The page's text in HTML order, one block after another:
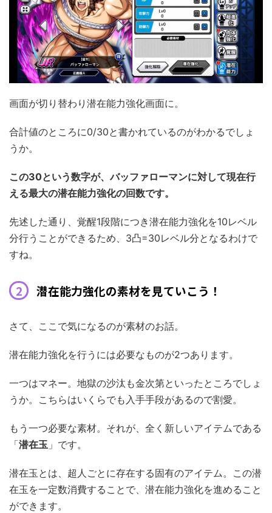
画面が切り替わり潜在能力強化画面に。
合計値のところに0/30と書かれているのがわかるでしょ
うか。
この30という数字が、バッファローマンに対して現在行
える最大の潜在能力強化の回数です。
先述した通り、覚醒1段階につき潜在能力強化を10レベル
分行うことができるため、3凸=30レベル分となるわけで
すね。
潜在能力強化の素材を見ていこう！
さて、ここで気になるのが素材のお話。
潜在能力強化を行うには必要なものが2つあります。
一つはマネー。地獄の沙汰も金次第といったところでしょ
うか。こちらはいくらでも入手手段があるので割愛。
もう一つ必要な素材。それが、全く新しいアイテムである
「潜在玉 」です。
潜在玉とは、超人ごとに存在する固有のアイテム。この潜
在玉を一定数消費することで、潜在能力強化を進めること
ができます。